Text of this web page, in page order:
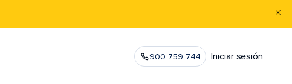
900 759 744 Iniciar sesión